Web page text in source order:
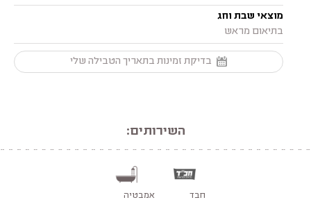
מוצאי שבת וחג
בתיאום מראש
בדיקת זמינות בתאריך הטבילה שלי
השירותים:
חבד אמבטיה